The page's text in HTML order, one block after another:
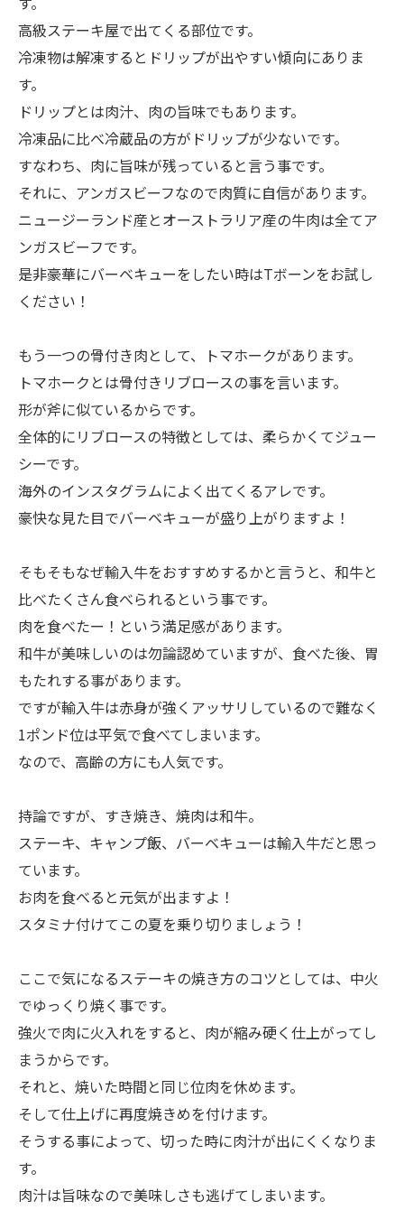
高級ステーキ屋で出てくる部位です。
冷凍物は解凍するとドリップが出やすい傾向にありま
す。
ドリップとは肉汁、肉の旨味でもあります。
冷凍品に比べ冷蔵品の方がドリップが少ないです。
すなわち、肉に旨味が残っていると言う事です。
それに、アンガスビーフなので肉質に自信があります。
ニュージーランド産とオーストラリア産の牛肉は全てア
ンガスビーフです。
是非豪華にバーベキューをしたい時はTボーンをお試し
ください！
もう一つの骨付き肉として、トマホークがあります。
トマホークとは骨付きリブロースの事を言います。
形が斧に似ているからです。
全体的にリブロースの特徴としては、柔らかくてジュー
シーです。
海外のインスタグラムによく出てくるアレです。
豪快な見た目でバーベキューが盛り上がりますよ！
そもそもなぜ輸入牛をおすすめするかと言うと、和牛と
比べたくさん食べられるという事です。
肉を食べたー！という満足感があります。
和牛が美味しいのは勿論認めていますが、食べた後、胃
もたれする事があります。
ですが輸入牛は赤身が強くアッサリしているので難なく
1ポンド位は平気で食べてしまいます。
なので、高齢の方にも人気です。
持論ですが、すき焼き、焼肉は和牛。
ステーキ、キャンプ飯、バーベキューは輸入牛だと思っ
ています。
お肉を食べると元気が出ますよ！
スタミナ付けてこの夏を乗り切りましょう！
ここで気になるステーキの焼き方のコツとしては、中火
でゆっくり焼く事です。
強火で肉に火入れをすると、肉が縮み硬く仕上がってし
まうからです。
それと、焼いた時間と同じ位肉を休めます。
そして仕上げに再度焼きめを付けます。
そうする事によって、切った時に肉汁が出にくくなりま
す。
肉汁は旨味なので美味しさも逃げてしまいます。